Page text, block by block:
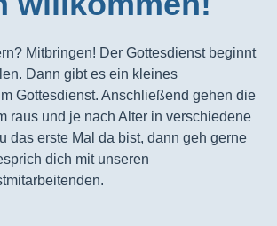
Mitbringen! Der Gottesdienst beginnt
Dann gibt es ein kleines
Gottesdienst. Anschließend gehen die
raus und je nach Alter in verschiedene
das erste Mal da bist, dann geh gerne
dich mit unseren